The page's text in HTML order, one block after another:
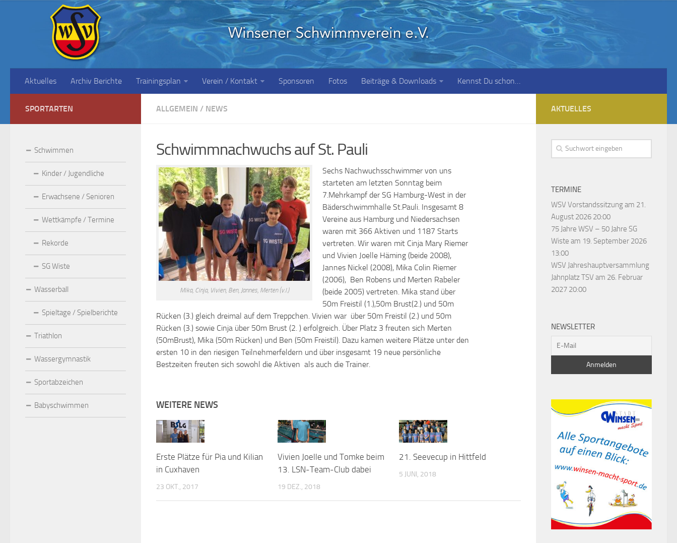
Aktuelles Archiv Berichte Trainingsplan Verein / Kontakt Sponsoren Fotos Beiträge & Downloads Kennst Du schon…
ALLGEMEIN / NEWS
Schwimmnachwuchs auf St. Pauli
Mika, Cinja, Vivien, Ben, Jannes, Merten (v.l.)
Sechs Nachwuchsschwimmer von uns
starteten am letzten Sonntag beim
7.Mehrkampf der SG Hamburg-West in der
Bäderschwimmhalle St.Pauli. Insgesamt 8
Vereine aus Hamburg und Niedersachsen
waren mit 366 Aktiven und 1187 Starts
vertreten. Wir waren mit Cinja Mary Riemer
und Vivien Joelle Häming (beide 2008),
Jannes Nickel (2008), Mika Colin Riemer
(2006), Ben Robens und Merten Rabeler
(beide 2005) vertreten. Mika stand über
50m Freistil (1.),50m Brust(2.) und 50m
Rücken (3.) gleich dreimal auf dem Treppchen. Vivien war über 50m Freistil (2.) und 50m
Rücken (3.) sowie Cinja über 50m Brust (2. ) erfolgreich. Über Platz 3 freuten sich Merten
(50mBrust), Mika (50m Rücken) und Ben (50m Freistil). Dazu kamen weitere Plätze unter den
ersten 10 in den riesigen Teilnehmerfeldern und über insgesamt 19 neue persönliche
Bestzeiten freuten sich sowohl die Aktiven als auch die Trainer.
WEITERE NEWS
Erste Plätze für Pia und Kilian
in Cuxhaven
23 OKT., 2017
Vivien Joelle und Tomke beim
13. LSN-Team-Club dabei
19 DEZ., 2018
21. Seevecup in Hittfeld
5 JUNI, 2018
SPORTARTEN
Schwimmen
Kinder / Jugendliche
Erwachsene / Senioren
Wettkämpfe / Termine
Rekorde
SG Wiste
Wasserball
Spieltage / Spielberichte
Triathlon
Wassergymnastik
Sportabzeichen
Babyschwimmen
AKTUELLES
TERMINE
WSV Vorstandssitzungam 21.
August 2026 20:00
75 Jahre WSV – 50 Jahre SG
Wiste am 19. September 2026
13:00
WSV Jahreshauptversammlung
Jahnplatz TSV am 26. Februar
2027 20:00
NEWSLETTER